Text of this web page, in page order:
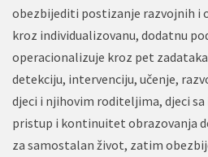
obezbijediti postizanje razvojnih i
kroz individualizovanu, dodatnu
operacionalizuje kroz pet
detekciju, intervenciju, učenje,
djeci i njihovim roditeljima, djeci
pristup i kontinuitet obrazovanja
za samostalan život, zatim